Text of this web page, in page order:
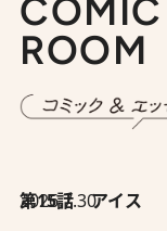
ROOM
2026.7.30
第15話 アイス